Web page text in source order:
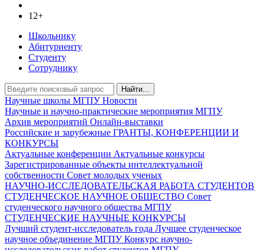
12+
Школьнику
Абитуриенту
Студенту
Сотруднику
Найти...
Научные школы МГПУНовости
Научные и научно-практические мероприятия МГПУ
Архив мероприятий Онлайн-выставки
Российские и зарубежные ГРАНТЫ, КОНФЕРЕНЦИИ И
КОНКУРСЫ
Актуальные конференции Актуальные конкурсы
Зарегистрированные объекты интеллектуальной
собственности Совет молодых ученых
НАУЧНО-ИССЛЕДОВАТЕЛЬСКАЯ РАБОТА СТУДЕНТОВ
СТУДЕНЧЕСКОЕ НАУЧНОЕ ОБЩЕСТВО Совет
студенческого научного общества МГПУ
СТУДЕНЧЕСКИЕ НАУЧНЫЕ КОНКУРСЫ
Лучший студент-исследователь года Лучшее студенческое
научное объединение МГПУКонкурс научно-